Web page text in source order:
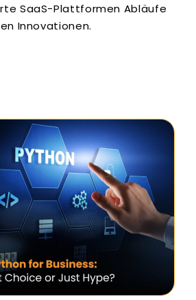
SaaS-Plattformen Abläufe
Innovationen.